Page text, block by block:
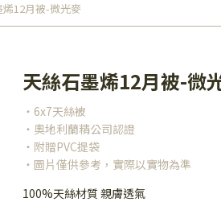
烯12月被-微光麥
天絲石墨烯12月被-微
・6x7天絲被
・奧地利蘭精公司認證
・附贈PVC提袋
・圖片僅供參考，實際以實物為準
100%天絲材質 親膚透氣